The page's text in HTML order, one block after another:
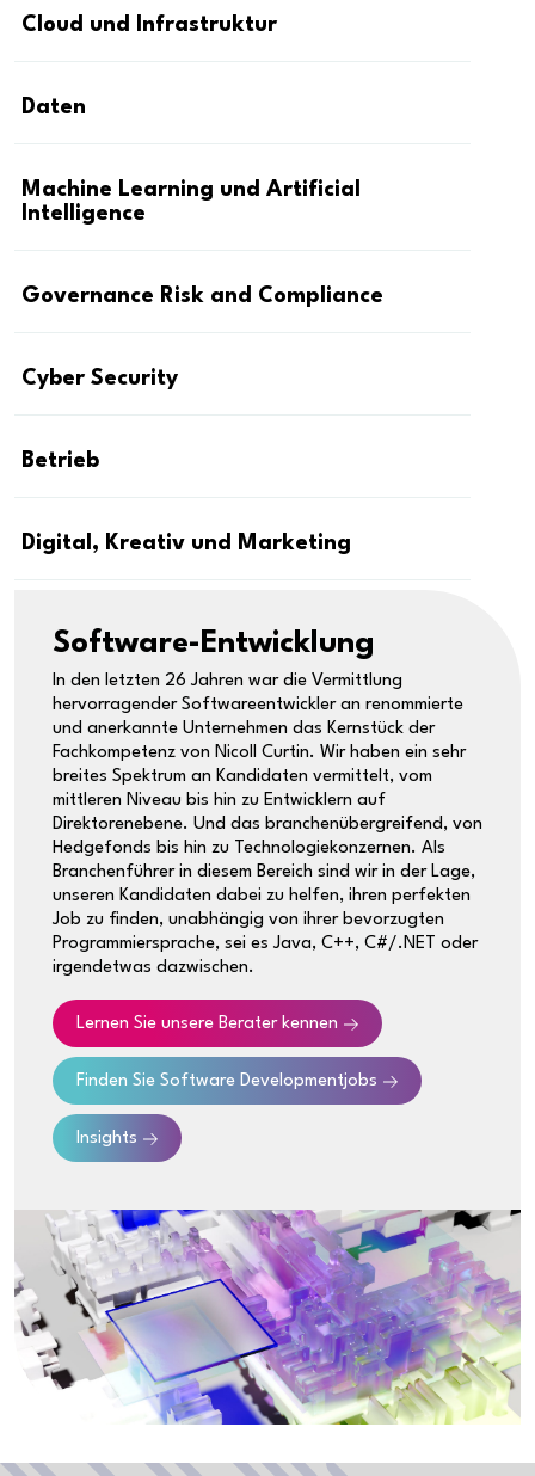
Cloud und Infrastruktur
Daten
Machine Learning und Artificial
Intelligence
Governance Risk and Compliance
Cyber Security
Betrieb
Digital, Kreativ und Marketing
Software-Entwicklung
In den letzten 26 Jahren war die Vermittlung
hervorragender Softwareentwickler an renommierte
und anerkannte Unternehmen das Kernstück der
Fachkompetenz von Nicoll Curtin. Wir haben ein sehr
breites Spektrum an Kandidaten vermittelt, vom
mittleren Niveau bis hin zu Entwicklern auf
Direktorenebene. Und das branchenübergreifend, von
Hedgefonds bis hin zu Technologiekonzernen. Als
Branchenführer in diesem Bereich sind wir in der Lage,
unseren Kandidaten dabei zu helfen, ihren perfekten
Job zu finden, unabhängig von ihrer bevorzugten
Programmiersprache, sei es Java, C++, C#/.NET oder
irgendetwas dazwischen.
Lernen Sie unsere Berater kennen
Finden Sie Software Developmentjobs
Insights